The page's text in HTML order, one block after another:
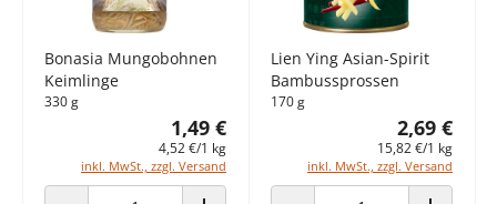
Bonasia Mungobohnen
Keimlinge
330 g
1,49 €
4,52 €/1 kg
inkl. MwSt., zzgl. Versand
Lien Ying Asian-Spirit
Bambussprossen
170 g
2,69 €
15,82 €/1 kg
inkl. MwSt., zzgl. Versand